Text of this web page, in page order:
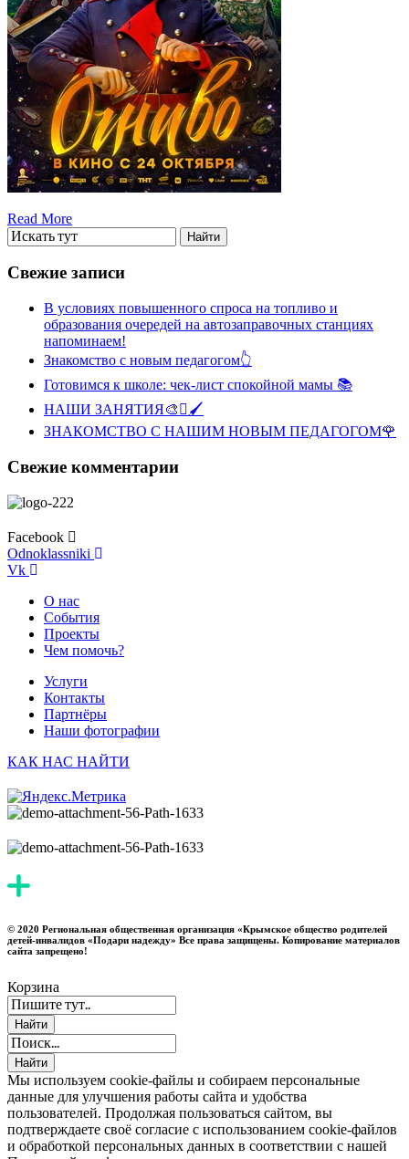
Read More
Свежие записи
В условиях повышенного спроса на топливо и
образования очередей на автозаправочных станциях
напоминаем!
Знакомство с новым педагогом👆
Готовимся к школе: чек-лист спокойной мамы 📚
НАШИ ЗАНЯТИЯ🎨🫟🖌️
ЗНАКОМСТВО С НАШИМ НОВЫМ ПЕДАГОГОМ🌹
Свежие комментарии
Facebook
Odnoklassniki
Vk
О нас
События
Проекты
Чем помочь?
Услуги
Контакты
Партнёры
Наши фотографии
КАК НАС НАЙТИ
© 2020 Региональная общественная организация «Крымское общество родителей
детей-инвалидов «Подари надежду» Все права защищены. Копирование материалов
сайта запрещено!
Корзина
Мы используем cookie-файлы и собираем персональные
данные для улучшения работы сайта и удобства
пользователей. Продолжая пользоваться сайтом, вы
подтверждаете своё согласие с использованием cookie-файлов
и обработкой персональных данных в соответствии с нашей